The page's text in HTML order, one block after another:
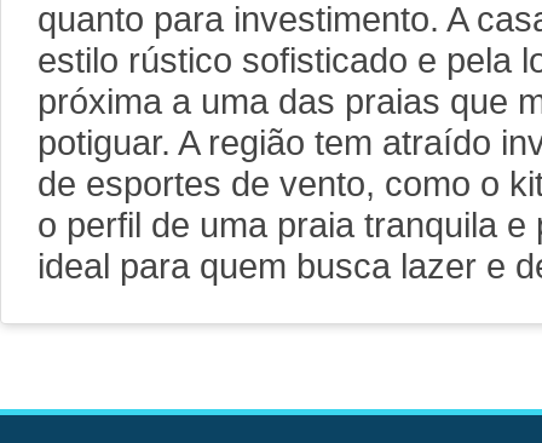
quanto para investimento. A
estilo rústico sofisticado e pela
próxima a uma das praias que
potiguar. A região tem atraído
de esportes de vento, como o
o perfil de uma praia tranquila
ideal para quem busca lazer e